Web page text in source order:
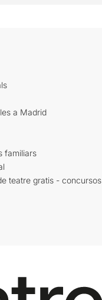
a Madrid
familiars
teatre gratis - concursos